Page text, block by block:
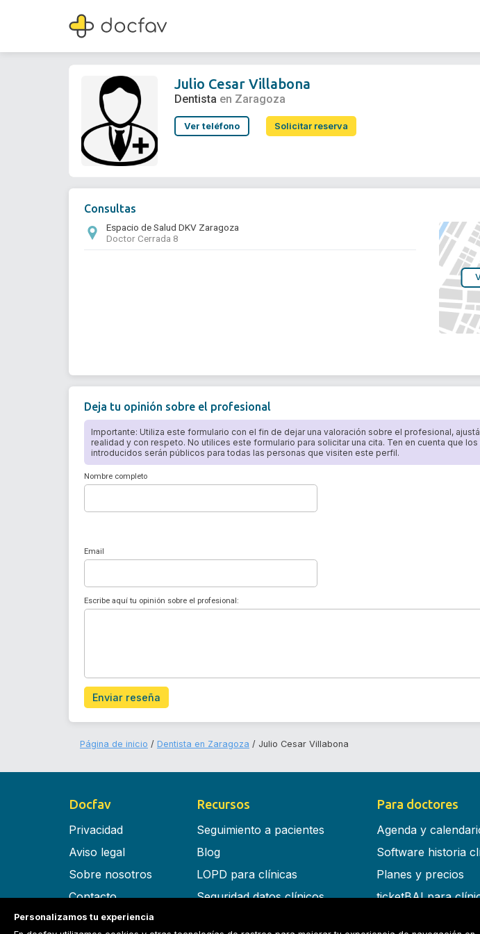
Julio Cesar Villabona
Dentista
Julio Cesar Villabona
Dentista en Zaragoza
Ver teléfono Solicitar reserva
Consultas
Espacio de Salud DKV Zaragoza
Doctor Cerrada 8
Deja tu opinión sobre el profesional
Importante: Utiliza este formulario con el fin de dejar una valoración sobre el profesional,
realidad y con respeto. No utilices este formulario para solicitar una cita. Ten en cuenta que los
introducidos serán públicos para todas las personas que visiten este perfil.
Nombre completo
Email
Escribe aquí tu opinión sobre el profesional:
Enviar reseña
Página de inicio Dentista en Zaragoza Julio Cesar Villabona
Docfav
Privacidad
Aviso legal
Sobre nosotros
Contacto
Términos y condiciones
Recursos
Seguimiento a pacientes
Blog
LOPD para clínicas
Seguridad datos clínicos
Para doctores
Agenda y
Software historia
Planes y precios
ticketBAI para
Personalizamos tu experiencia